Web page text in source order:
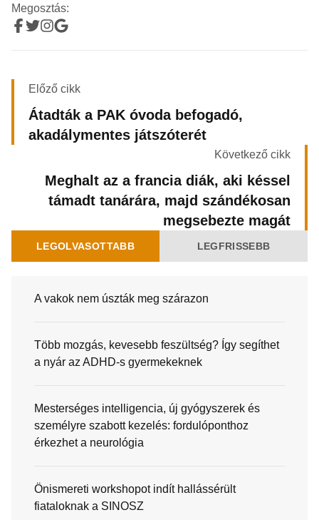
Megosztás:
Előző cikk
Átadták a PAK óvoda befogadó,
akadálymentes játszóterét
Következő cikk
Meghalt az a francia diák, aki késsel
támadt tanárára, majd szándékosan
megsebezte magát
LEGOLVASOTTABB LEGFRISSEBB
A vakok nem úszták meg szárazon
Több mozgás, kevesebb feszültség? Így segíthet
a nyár az ADHD-s gyermekeknek
Mesterséges intelligencia, új gyógyszerek és
személyre szabott kezelés: fordulóponthoz
érkezhet a neurológia
Önismereti workshopot indít hallássérült
fiataloknak a SINOSZ